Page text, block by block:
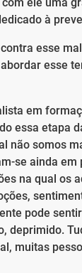
à
esse
esse
em
essa etapa
não somos
se ainda
na qual os
pode
muitas